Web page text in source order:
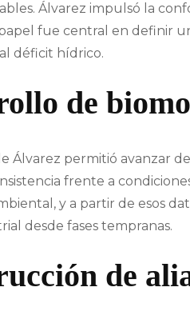
Álvarez impulsó la
fue central en definir
déficit hídrico.
de
Álvarez permitió avanzar
frente a
y a partir de esos
desde fases tempranas.
de